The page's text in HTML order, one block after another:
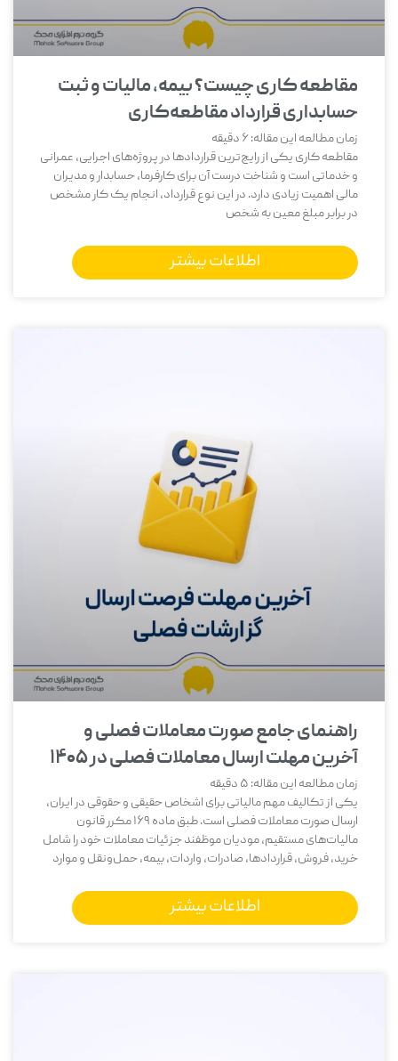
مقاطعه‌ کاری چیست؟ بیمه، مالیات و ثبت
حسابداری قرارداد مقاطعه‌کاری
زمان مطالعه این مقاله:6 دقیقه
مقاطعه ‌کاری یکی از رایج‌ترین قراردادها در پروژه‌های اجرایی، عمرانی
و خدماتی است و شناخت درست آن برای کارفرما، حسابدار و مدیران
مالی اهمیت زیادی دارد. در این نوع قرارداد، انجام یک کار مشخص
در برابر مبلغ معین به شخص
اطلاعات بیشتر
راهنمای جامع صورت معاملات فصلی و
آخرین مهلت ارسال معاملات فصلی در ۱۴۰۵
زمان مطالعه این مقاله: 5 دقیقه
یکی از تکالیف مهم مالیاتی برای اشخاص حقیقی و حقوقی در ایران،
ارسال صورت معاملات فصلی است. طبق ماده 169 مکرر قانون
مالیات‌های مستقیم، مودیان موظفند جزئیات معاملات خود را شامل
خرید، فروش، قراردادها، صادرات، واردات، بیمه، حمل‌ونقل و موارد
اطلاعات بیشتر